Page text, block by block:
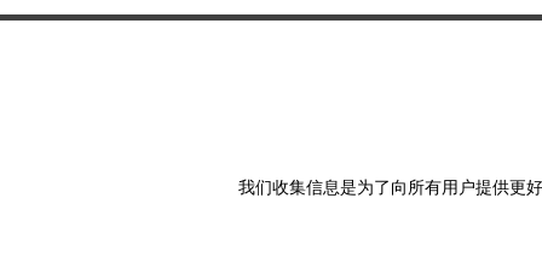
我们收集信息是为了向所有用户提供更